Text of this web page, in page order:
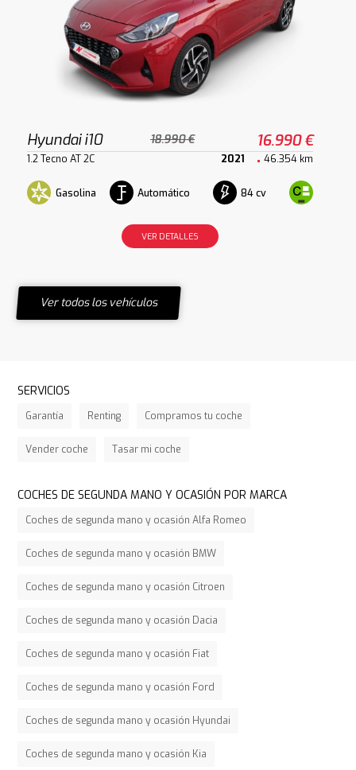
Hyundai i10 18.990 € 16.990 €
1.2 Tecno AT 2C 2021 46.354 km
Gasolina Automático 84 cv
VER DETALLES
Ver todos los vehículos
SERVICIOS
Garantía Renting Compramos tu coche
Vender coche Tasar mi coche
COCHES DE SEGUNDA MANO Y OCASIÓN POR MARCA
Coches de segunda mano y ocasión Alfa Romeo
Coches de segunda mano y ocasión BMW
Coches de segunda mano y ocasión Citroen
Coches de segunda mano y ocasión Dacia
Coches de segunda mano y ocasión Fiat
Coches de segunda mano y ocasión Ford
Coches de segunda mano y ocasión Hyundai
Coches de segunda mano y ocasión Kia